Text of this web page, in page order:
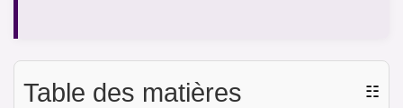
Table des matières ☷